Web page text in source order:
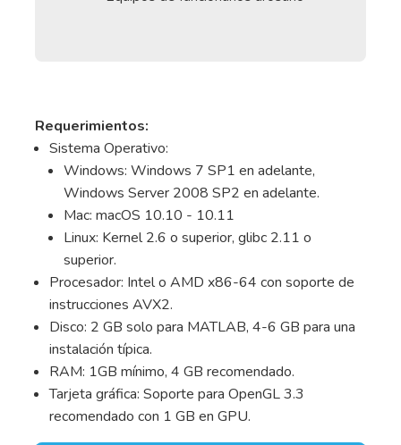
Requerimientos:
Sistema Operativo:
Windows: Windows 7 SP1 en adelante,
Windows Server 2008 SP2 en adelante.
Mac: macOS 10.10 - 10.11
Linux: Kernel 2.6 o superior, glibc 2.11 o
superior.
Procesador: Intel o AMD x86-64 con soporte de
instrucciones AVX2.
Disco: 2 GB solo para MATLAB, 4-6 GB para una
instalación típica.
RAM: 1GB mínimo, 4 GB recomendado.
Tarjeta gráfica: Soporte para OpenGL 3.3
recomendado con 1 GB en GPU.